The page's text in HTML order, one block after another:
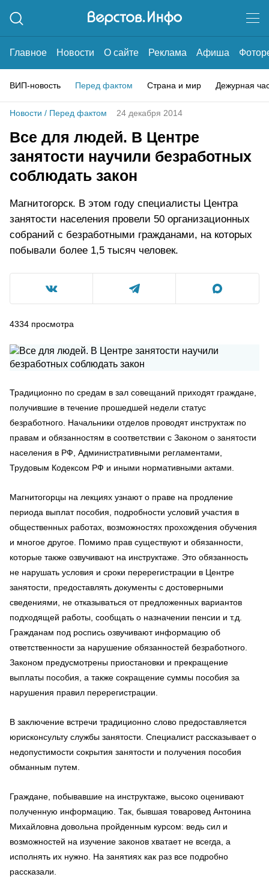
Главное Новости О сайте Реклама Афиша
ВИП-новость Перед фактом Страна и мир Дежурная
Новости / Перед фактом 24 декабря 2014
Все для людей. В Центре
занятости научили безработных
соблюдать закон
Магнитогорск. В этом году специалисты Центра
занятости населения провели 50 организационных
собраний с безработными гражданами, на которых
побывали более 1,5 тысяч человек.
4334 просмотра
Традиционно по средам в зал совещаний приходят граждане,
получившие в течение прошедшей недели статус
безработного. Начальники отделов проводят инструктаж по
правам и обязанностям в соответствии с Законом о занятости
населения в РФ, Административными регламентами,
Трудовым Кодексом РФ и иными нормативными актами.
Магнитогорцы на лекциях узнают о праве на продление
периода выплат пособия, подробности условий участия в
общественных работах, возможностях прохождения обучения
и многое другое. Помимо прав существуют и обязанности,
которые также озвучивают на инструктаже. Это обязанность
не нарушать условия и сроки перерегистрации в Центре
занятости, предоставлять документы с достоверными
сведениями, не отказываться от предложенных вариантов
подходящей работы, сообщать о назначении пенсии и т.д.
Гражданам под роспись озвучивают информацию об
ответственности за нарушение обязанностей безработного.
Законом предусмотрены приостановки и прекращение
выплаты пособия, а также сокращение суммы пособия за
нарушения правил перерегистрации.
В заключение встречи традиционно слово предоставляется
юрисконсульту службы занятости. Специалист рассказывает о
недопустимости сокрытия занятости и получения пособия
обманным путем.
Граждане, побывавшие на инструктаже, высоко оценивают
полученную информацию. Так, бывшая товаровед Антонина
Михайловна довольна пройденным курсом: ведь сил и
возможностей на изучение законов хватает не всегда, а
исполнять их нужно. На занятиях как раз все подробно
рассказали.